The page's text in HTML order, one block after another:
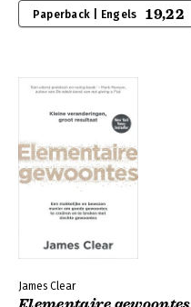
Paperback | Engels 19,22
James Clear